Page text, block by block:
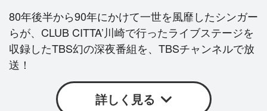
80年後半から90年にかけて一世を風靡したシンガー
らが、CLUB CITTA’川崎で行ったライブステージを
収録したTBS幻の深夜番組を、TBSチャンネルで放
送！
詳しく見る